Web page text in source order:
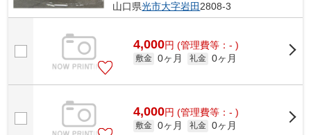
山口県光市大字岩田 2808-3
4,000円 (管理費等：- )
敷金 0ヶ月 礼金 0ヶ月
4,000円 (管理費等：- )
敷金 0ヶ月 礼金 0ヶ月